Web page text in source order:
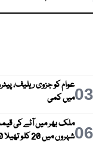
03عوام کو جزوی ریلیف،
میں کمی
06ملک بھر میں آٹے کی
شہروں میں 20 کلو تھیلا 100 روپے تک مہنگا